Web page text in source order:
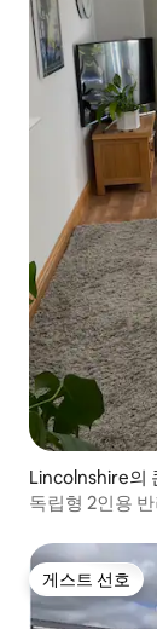
Lincolnshire의
독립형 2인용
게스트 선호
게스트 선호